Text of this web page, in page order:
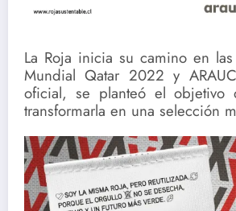
La Roja inicia su camino en
Mundial Qatar 2022 y
oficial, se planteó el objetivo
transformarla en una selección